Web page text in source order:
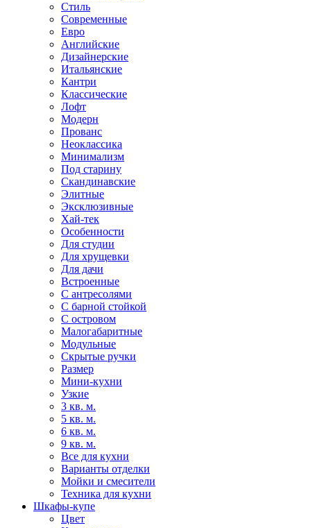
Стиль
Современные
Евро
Английские
Дизайнерские
Итальянские
Кантри
Классические
Лофт
Модерн
Прованс
Неоклассика
Минимализм
Под старину
Скандинавские
Элитные
Эксклюзивные
Хай-тек
Особенности
Для студии
Для хрущевки
Для дачи
Встроенные
С антресолями
С барной стойкой
С островом
Малогабаритные
Модульные
Скрытые ручки
Размер
Мини-кухни
Узкие
3 кв. м.
5 кв. м.
6 кв. м.
9 кв. м.
Все для кухни
Варианты отделки
Мойки и смесители
Техника для кухни
Шкафы-купе
Цвет